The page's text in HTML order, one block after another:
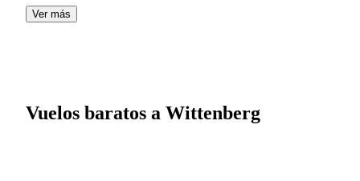
Ver más
Vuelos baratos a Wittenberg